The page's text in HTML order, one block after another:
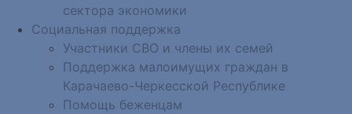
сектора экономики
Социальная поддержка
Участники СВО и члены их семей
Поддержка малоимущих граждан в
Карачаево-Черкесской Республике
Помощь беженцам